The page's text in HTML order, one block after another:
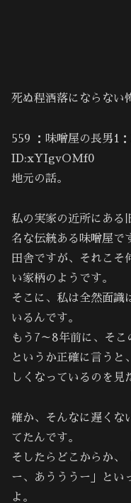
死ぬ程洒落にならない
559 ：味噌屋の長男1
ID:xYIgvOMf0
地元の話。
私の実家の近所にある
名な伝統ある味噌屋で
田舎ですが、それこそ
い家柄のようです。
そこに、私は全然面識
いるんです。
もう7～8年前に、そこ
というか正確に言うと
しくなっているのを見
確か、そんなに遅くな
てたんです。
そしたらどこからか、
ー、あうううー」とい
よ。